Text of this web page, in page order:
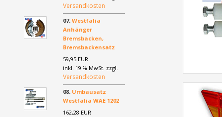
Versandkosten
07. Westfalia
Anhänger
Bremsbacken,
Bremsbackensatz
59,95 EUR
inkl. 19 % MwSt. zzgl.
Versandkosten
08. Umbausatz
Westfalia WAE 1202
162,28 EUR